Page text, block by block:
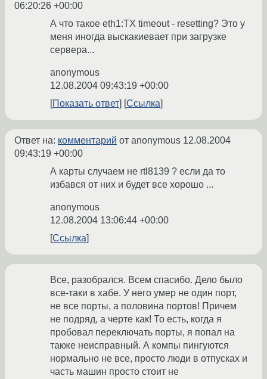
06:20:26 +00:00
А что такое eth1:TX timeout - resetting? Это у
меня иногда выскакиевает при загрузке
сервера...
anonymous
12.08.2004 09:43:19 +00:00
Показать ответ
Ссылка
Ответ на: комментарий от anonymous 12.08.2004
09:43:19 +00:00
А карты случаем не rtl8139 ? если да то
избався от них и будет все хорошо ...
anonymous
12.08.2004 13:06:44 +00:00
Ссылка
Все, разобрался. Всем спасибо. Дело было
все-таки в хабе. У него умер не один порт,
не все порты, а половина портов! Причем
не подряд, а черте как! То есть, когда я
пробовал переключать порты, я попал на
также неисправный. А компы пингуются
нормально не все, просто люди в отпусках и
часть машин просто стоит не